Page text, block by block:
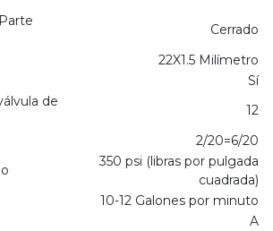
Cerrado
22X1.5 Milímetro
Sí
de
12
2/20=6/20
350 psi (libras por pulgada
cuadrada)
10-12 Galones por minuto
A